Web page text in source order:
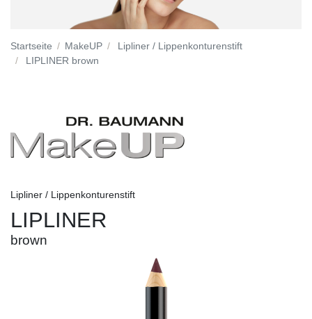
Startseite MakeUP
Lipliner / Lippenkonturenstift
LIPLINER brown
Lipliner / Lippenkonturenstift
LIPLINER
brown